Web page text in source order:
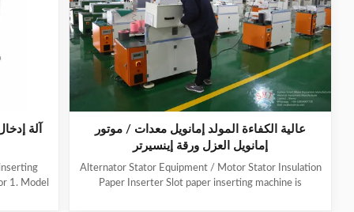
عالية الكفاءة المولد إمانويل معدات / موتور
إمانويل العزل ورقة إينسيرتر
Alternator Stator Equipment / Motor Stator Insulation
Paper Inserter Slot paper inserting machine is
آلة
1. Model